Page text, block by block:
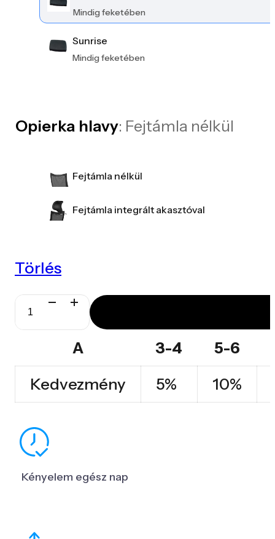
Mindig feketében
Sunrise
Mindig feketében
Opierka hlavy: Fejtámla nélkül
Fejtámla nélkül
Fejtámla integrált akasztóval
Törlés
Spinergo
mennyiség
A 3-4
5-6
Kedvezmény
5% 10%
Kényelem egész nap